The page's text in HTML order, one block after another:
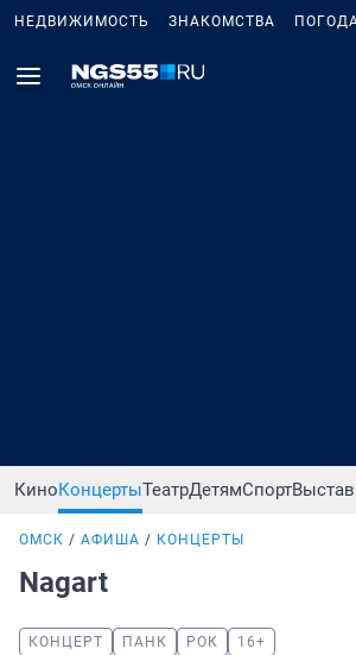
НЕДВИЖИМОСТЬ ЗНАКОМСТВА
КиноКонцертыТеатрДетямСпорт
ОМСК АФИША КОНЦЕРТЫ
Nagart
КОНЦЕРТ ПАНК РОК 16+